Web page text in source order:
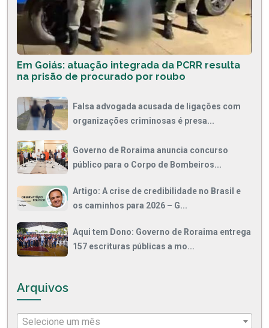
Em Goiás: atuação integrada da PCRR resulta
na prisão de procurado por roubo
Falsa advogada acusada de ligações com
organizações criminosas é presa...
Governo de Roraima anuncia concurso
público para o Corpo de Bombeiros...
Artigo: A crise de credibilidade no Brasil e
os caminhos para 2026 – G...
Aqui tem Dono: Governo de Roraima entrega
157 escrituras públicas a mo...
Arquivos
Selecione um mês